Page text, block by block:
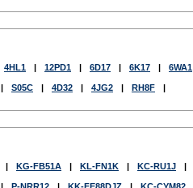
4HL1 | 12PD1 | 6D17 | 6K17 | 6WA1
| S05C | 4D32 | 4JG2 | RH8F |
| KG-FB51A | KL-FN1K | KC-RU1J |